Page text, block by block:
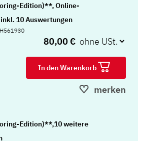
Edition)**, Online-
10 Auswertungen
80,00 €
In den Warenkorb
merken
Edition)**,10 weitere